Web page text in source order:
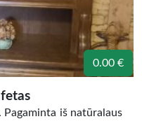
0.00 €
Pagaminta iš natūralaus